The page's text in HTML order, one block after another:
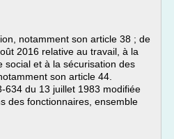
notamment son article 38 ; de
2016 relative au travail, à la
social et à la sécurisation des
son article 44.
634 du 13 juillet 1983 modifiée
des fonctionnaires, ensemble